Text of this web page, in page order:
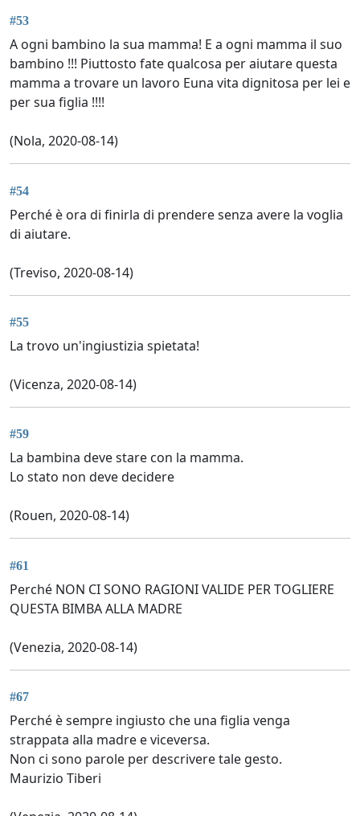
#53
A ogni bambino la sua mamma! E a ogni mamma il suo
bambino !!! Piuttosto fate qualcosa per aiutare questa
mamma a trovare un lavoro Euna vita dignitosa per lei e
per sua figlia !!!!
(Nola, 2020-08-14)
#54
Perché è ora di finirla di prendere senza avere la voglia
di aiutare.
(Treviso, 2020-08-14)
#55
La trovo un'ingiustizia spietata!
(Vicenza, 2020-08-14)
#59
La bambina deve stare con la mamma.
Lo stato non deve decidere
(Rouen, 2020-08-14)
#61
Perché NON CI SONO RAGIONI VALIDE PER TOGLIERE
QUESTA BIMBA ALLA MADRE
(Venezia, 2020-08-14)
#67
Perché è sempre ingiusto che una figlia venga
strappata alla madre e viceversa.
Non ci sono parole per descrivere tale gesto.
Maurizio Tiberi